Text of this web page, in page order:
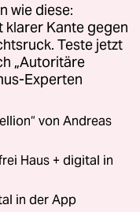
wie diese:
klarer Kante gegen
Teste jetzt
„Autoritäre
Experten
von Andreas
Haus + digital in
in der App